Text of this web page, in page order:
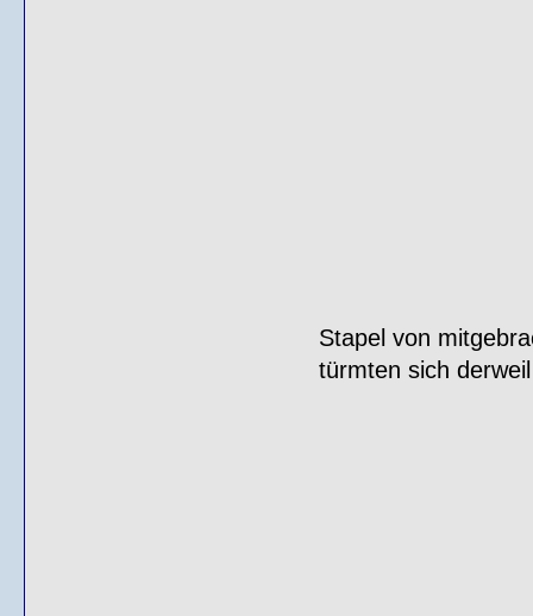
Stapel von
türmten sich